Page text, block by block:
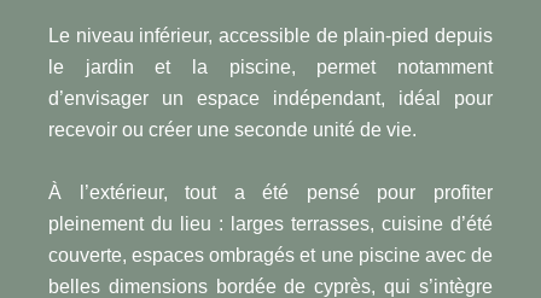
Le niveau inférieur, accessible de plain-pied depuis
le jardin et la piscine, permet notamment
d’envisager un espace indépendant, idéal pour
recevoir ou créer une seconde unité de vie.
À l’extérieur, tout a été pensé pour profiter
pleinement du lieu : larges terrasses, cuisine d’été
couverte, espaces ombragés et une piscine avec de
belles dimensions bordée de cyprès, qui s’intègre